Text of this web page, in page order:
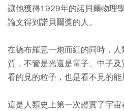
讓他獲得1929年的諾貝爾物理
論文得到諾貝爾獎的人。
在德布羅意一炮而紅的同時，
質，不管是光還是電子、中子
看的見的粒子，也是看不見的能
這是人類史上第一次證實了宇